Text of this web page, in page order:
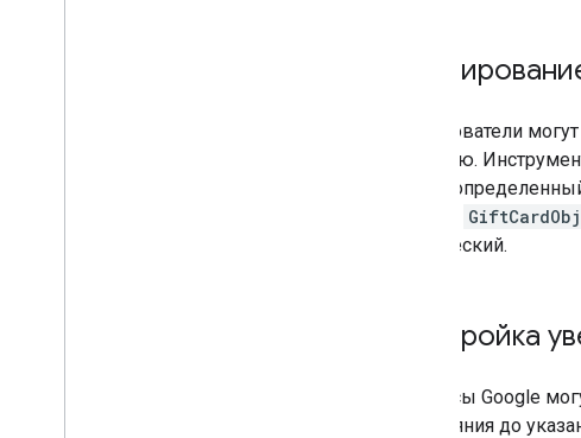
Пользователи
вручную.
ранее
статический.
Настройка
Сервисы Google
расстояния до